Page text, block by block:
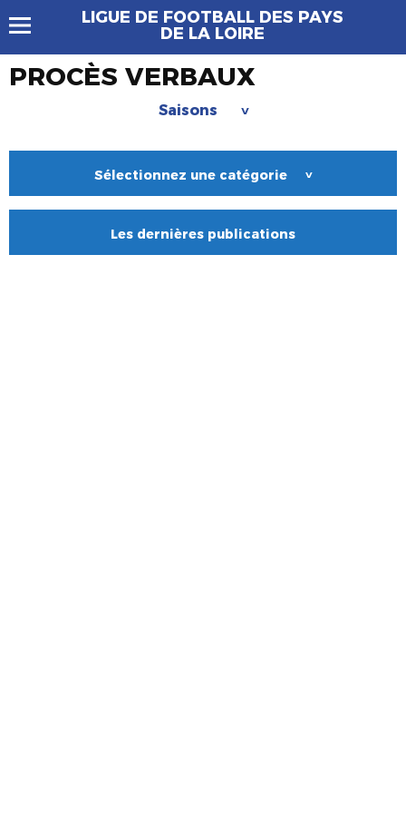
LIGUE DE FOOTBALL DES PAYS
DE LA LOIRE
PROCÈS VERBAUX
Saisons >
Sélectionnez une catégorie >
Les dernières publications